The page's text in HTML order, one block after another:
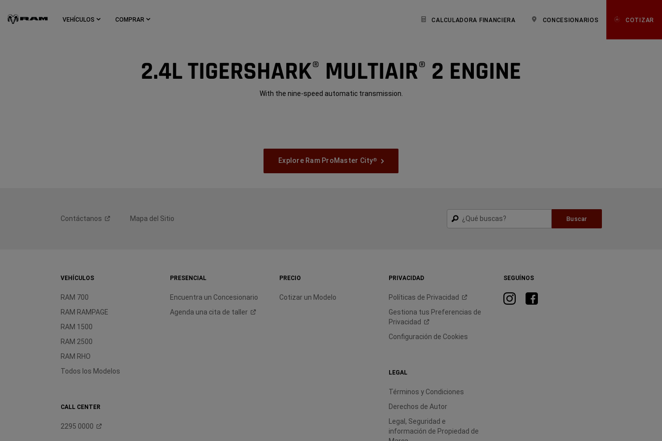
Main
VEHÍCULOS COMPRAR CALCULADORA FINANCIERA CONCESIONARIOS COTIZAR
2.4L TIGERSHARK® MULTIAIR® 2 ENGINE
With the nine-speed automatic transmission.
Explore Ram ProMaster City®
Contáctanos Mapa del Sitio
Buscar
Buscar
VEHÍCULOS
RAM 700
RAM RAMPAGE
RAM 1500
RAM 2500
RAM RHO
Todos los Modelos
CALL CENTER
2295 0000
PRESENCIAL
Encuentra un Concesionario
Agenda una cita de taller
PRECIO
Cotizar un Modelo
PRIVACIDAD
Políticas de Privacidad
Gestiona tus Preferencias de
Privacidad
Configuración de Cookies
LEGAL
Términos y Condiciones
Derechos de Autor
Legal, Seguridad e
información de Propiedad de
SEGUÍNOS
VisitaVisita